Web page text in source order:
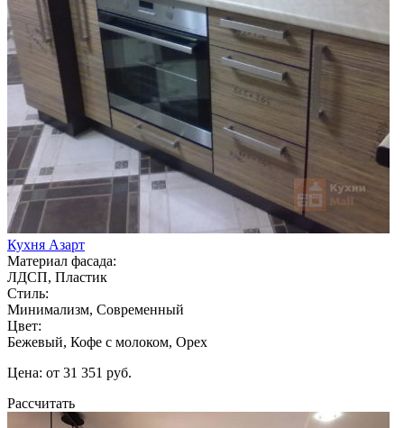
Кухня Азарт
Материал фасада:
ЛДСП, Пластик
Стиль:
Минимализм, Современный
Цвет:
Бежевый, Кофе с молоком, Орех
Цена: от 31 351 руб.
Рассчитать